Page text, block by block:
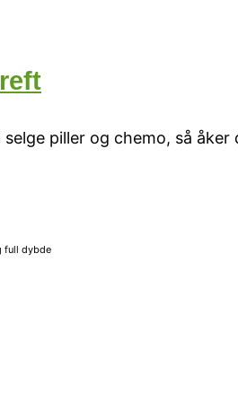
piller og chemo, så åker
full dybde